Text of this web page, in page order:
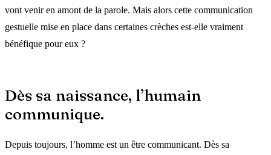
vont venir en amont de la parole. Mais alors cette communication
gestuelle mise en place dans certaines crèches est-elle vraiment
bénéfique pour eux ?
Dès sa naissance, l’humain
communique.
Depuis toujours, l’homme est un être communicant. Dès sa